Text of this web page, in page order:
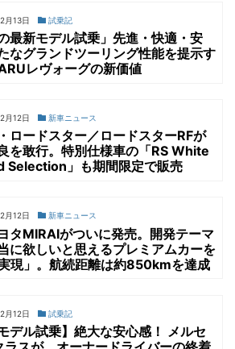
月13日 試乗記
最新モデル試乗」先進・快適・安
なグランドツーリング性能を提示す
レヴォーグの新価値
月12日 新車ニュース
ロードスター／ロードスターRFが
を敢行。特別仕様車の「RS White
Selection」も期間限定で販売
月12日 新車ニュース
タMIRAIがついに発売。開発テーマ
に欲しいと思えるプレミアムカーを
現」。航続距離は約850kmを達成
月12日 試乗記
モデル試乗】絶大な安心感！ メルセ